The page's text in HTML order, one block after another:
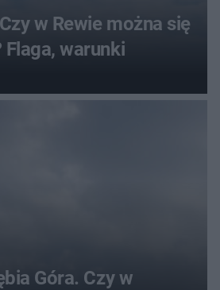
w Rewie można się
warunki
Góra. Czy w